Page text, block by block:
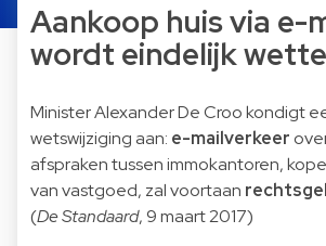
Aankoop huis via e-
wordt eindelijk
Minister Alexander De Croo kondigt
wetswijziging aan: e-mailverkeer
afspraken tussen immo­kantoren,
van vastgoed, zal voortaan
(De Standaard, 9 maart 2017)